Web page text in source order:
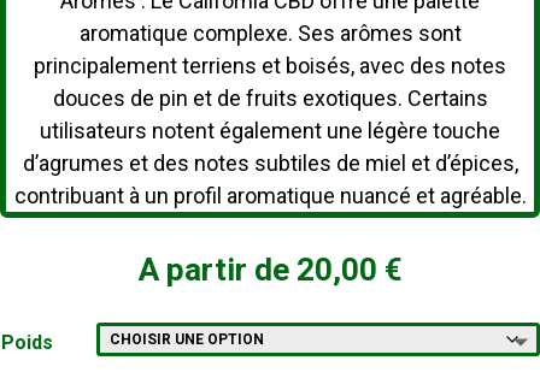
aromatique complexe. Ses arômes sont
principalement terriens et boisés, avec des notes
douces de pin et de fruits exotiques. Certains
utilisateurs notent également une légère touche
d’agrumes et des notes subtiles de miel et d’épices,
contribuant à un profil aromatique nuancé et agréable.
A partir de 20,00 €
Poids